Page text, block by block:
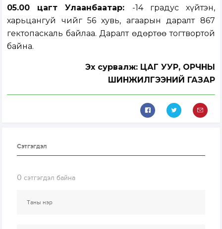
05.00 цагт Улаанбаатар: -14 градус хүйтэн,
харьцангуй чийг 56 хувь, агаарын даралт 867
гектопаскаль байлаа. Даралт өдөртөө тогтвортой
байна.
Эх сурвалж: ЦАГ УУР, ОРЧНЫ
ШИНЖИЛГЭЭНИЙ ГАЗАР
Сэтгэгдэл
0 сэтгэгдэл байна